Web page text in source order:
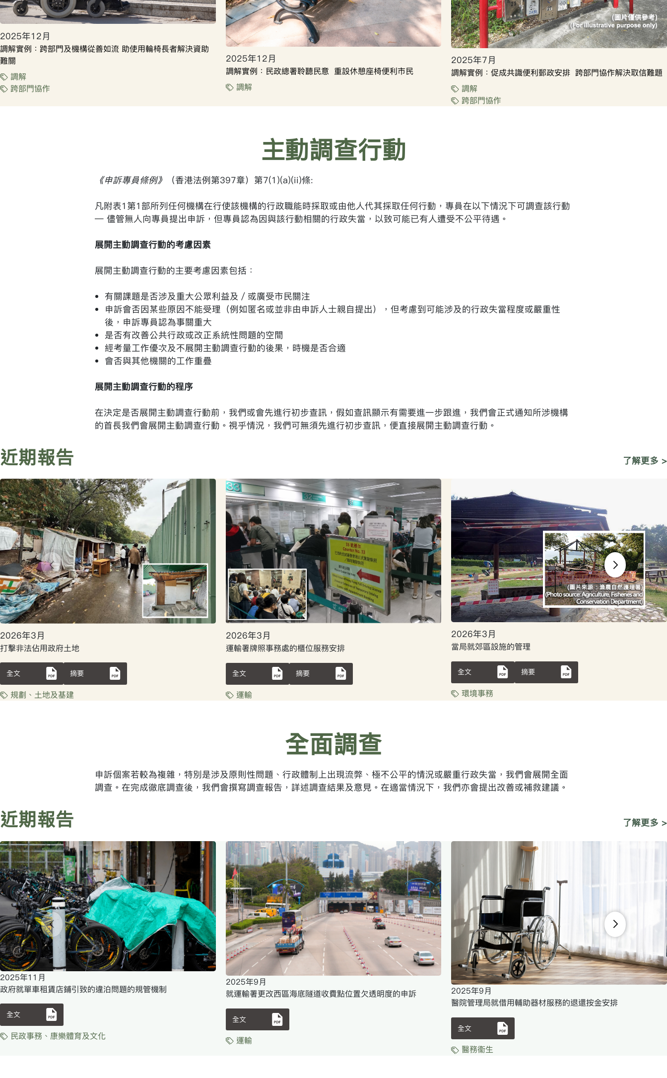
2025年12月
調解實例：跨部門及機構從善如流 助使用輪椅長者解決資助
難關
調解
跨部門協作
2025年12月
調解實例：民政總署聆聽民意 重設休憩座椅便利市民
調解
2025年7月
調解實例：促成共識便利郵政安排 跨部門協作解決取信難題
調解
跨部門協作
主動調查行動
《申訴專員條例》 （香港法例第397章）第7(1)(a)(ii)條:
凡附表1第1部所列任何機構在行使該機構的行政職能時採取或由他人代其採取任何行動，專員在以下情況下可調查該行動
— 儘管無人向專員提出申訴，但專員認為因與該行動相關的行政失當，以致可能已有人遭受不公平待遇。
展開主動調查行動的考慮因素
展開主動調查行動的主要考慮因素包括：
有關課題是否涉及重大公眾利益及／或廣受市民關注
申訴會否因某些原因不能受理（例如匿名或並非由申訴人士親自提出），但考慮到可能涉及的行政失當程度或嚴重性
後，申訴專員認為事關重大
是否有改善公共行政或改正系統性問題的空間
經考量工作優次及不展開主動調查行動的後果，時機是否合適
會否與其他機關的工作重疊
展開主動調查行動的程序
在決定是否展開主動調查行動前，我們或會先進行初步查訊，假如查訊顯示有需要進一步跟進，我們會正式通知所涉機構
的首長我們會展開主動調查行動。視乎情況，我們可無須先進行初步查訊，便直接展開主動調查行動。
近期報告 了解更多 >
2026年3月
打擊非法佔用政府土地
全文 摘要
規劃、土地及基建
2026年3月
運輸署牌照事務處的櫃位服務安排
全文 摘要
運輸
2026年3月
當局就郊區設施的管理
全文 摘要
環境事務
全面調查
申訴個案若較為複雜，特別是涉及原則性問題、行政體制上出現流弊、極不公平的情況或嚴重行政失當，我們會展開全面
調查。在完成徹底調查後，我們會撰寫調查報告，詳述調查結果及意見。在適當情況下，我們亦會提出改善或補救建議。
近期報告 了解更多 >
2025年11月
政府就單車租賃店鋪引致的違泊問題的規管機制
全文
民政事務、康樂體育及文化
2025年9月
就運輸署更改西區海底隧道收費點位置欠透明度的申訴
全文
運輸
2025年9月
醫院管理局就借用輔助器材服務的退還按金安排
全文
醫務衞生